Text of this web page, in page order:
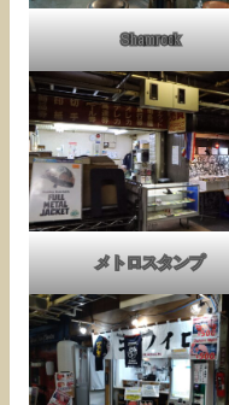
Shamrock
メトロスタンプ